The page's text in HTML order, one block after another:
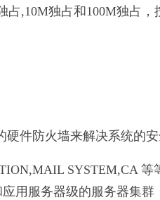
独占和100M独占，
防火墙来解决系统的安
SYSTEM,CA 等
用服务器级的服务器集群